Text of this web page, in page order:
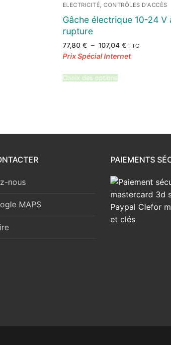
ELECTRICITÉ, CONTRÔLES D'ACCÈS
Gâche électrique 10-24 V
rupture
77,80 € – 107,04 €Plage
prix :
TTC
Choix des options
nous
MAPS
PAIEMENTS